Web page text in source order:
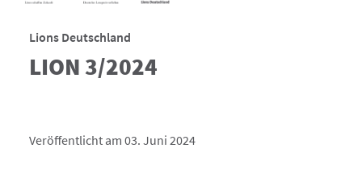
Lions Deutschland
LION 3/2024
Veröffentlicht am 03. Juni 2024